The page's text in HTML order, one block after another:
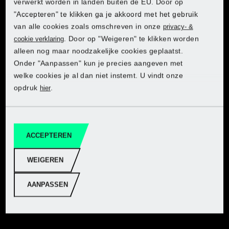
Ontdek PARKSIDE in de Lidl-
onlineshop
Naar webshop
Ontdek PARKSIDE in de Lidl-
onlineshop
Naar webshop
Ontdek PARKSIDE in de Lidl-
onlineshop
Naar webshop
Ontdek PARKSIDE in de Lidl-
onlineshop
Naar webshop
Ontdek PARKSIDE in de Lidl-
onlineshop
Naar webshop
Fijnboorslijpmachine 12 V met accu PARKSIDE® PFBS12
"Accepteren" te klikken ga je akkoord met het gebruik
van alle cookies zoals omschreven in onze privacy- &
cookie verklaring . Door op "Weigeren" te klikken worden
alleen nog maar noodzakelijke cookies geplaatst.
Onder "Aanpassen" kun je precies aangeven met
welke cookies je al dan niet instemt. U vindt onze
opdruk hier.
WEIGEREN
ACCEPTEREN
AANPASSEN